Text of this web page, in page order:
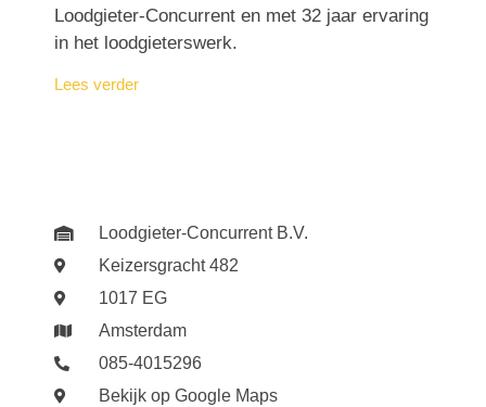
Loodgieter-Concurrent en met 32 jaar ervaring
in het loodgieterswerk.
Lees verder
Loodgieter-Concurrent B.V.
Keizersgracht 482
1017 EG
Amsterdam
085-4015296
Bekijk op Google Maps